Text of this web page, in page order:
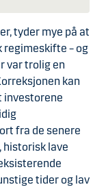
tyder mye på at
regimeskifte – og
var trolig en
kan
investorene
fra de senere
historisk lave
tider og lav